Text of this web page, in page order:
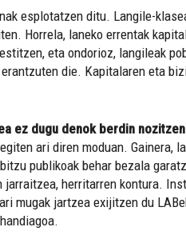
esplotatzen ditu. Langile-
Horrela, laneko errentak
eta ondorioz, langileak
die. Kapitalaren eta
ez dugu denok berdin
ari diren moduan. Gainera,
publikoak behar bezala
herritarren kontura.
mugak jartzea exijitzen du